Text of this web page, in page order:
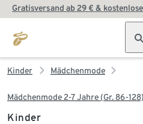
Gratisversand ab 29 € &
Kinder Mädchenmode
Mädchenmode 2-7 Jahre (Gr. 86-128)
Kinder